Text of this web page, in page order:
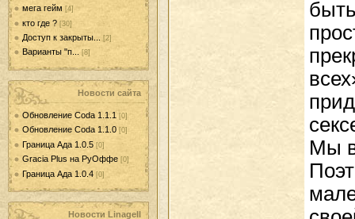
мега гейм [4]
кто где ? [30]
Доступ к закрыты... [2]
Варианты "п... [8]
Новости сайта
Обновление Coda 1.1.1 [0]
Обновление Coda 1.1.0 [0]
Граница Ада 1.0.5 [0]
Gracia Plus на РуОффе [0]
Граница Ада 1.0.4 [0]
Новости LinageII
Мы